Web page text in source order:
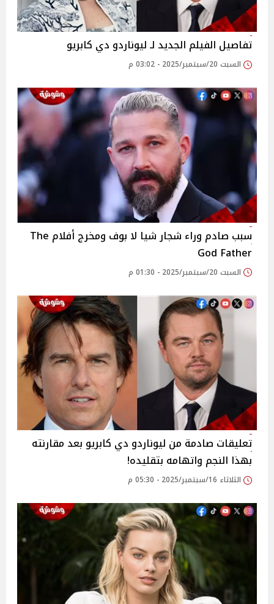
تفاصيل الفيلم الجديد لـ ليوناردو دي كابريو
السبت 20/سبتمبر/2025 - 03:02 م
سبب صادم وراء شجار شيا لا بوف ومخرج أفلام The
God Father
السبت 20/سبتمبر/2025 - 01:30 م
تعليقات صادمة من ليوناردو دي كابريو بعد مقارنته
بهذا النجم واتهامه بتقليده!
الثلاثاء 16/سبتمبر/2025 - 05:30 م